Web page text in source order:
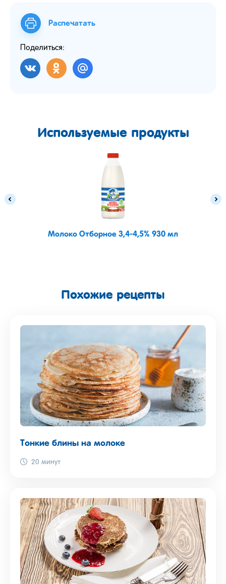
Распечатать
Поделиться:
Используемые продукты
Молоко Отборное 3,4-4,5% 930 мл
Похожие рецепты
Тонкие блины на молоке
20 минут